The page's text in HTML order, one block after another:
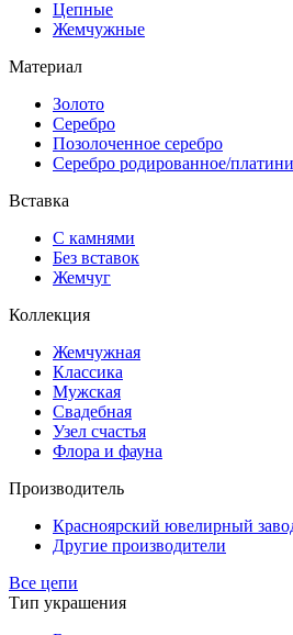
Цепные
Жемчужные
Материал
Золото
Серебро
Позолоченное серебро
Серебро родированное/
Вставка
С камнями
Без вставок
Жемчуг
Коллекция
Жемчужная
Классика
Мужская
Свадебная
Узел счастья
Флора и фауна
Производитель
Красноярский ювелирный
Другие производители
Все цепи
Тип украшения